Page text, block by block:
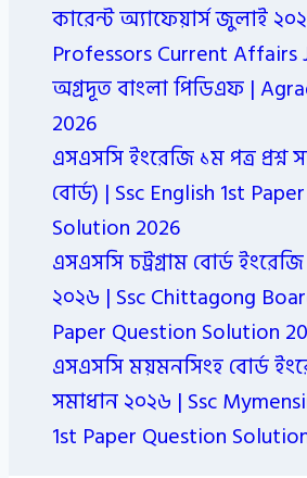
কারেন্ট অ্যাফেয়ার্স জুলাই
Professors Current Affairs
অগ্রদূত বাংলা পিডিএফ |
2026
এসএসসি ইংরেজি ১ম পত্র
বোর্ড) | Ssc English 1st
Solution 2026
এসএসসি চট্রগ্রাম বোর্ড
২০২৬ | Ssc Chittagong
Paper Question Solution
এসএসসি ময়মনসিংহ বোর্ড
সমাধান ২০২৬ | Ssc
1st Paper Question